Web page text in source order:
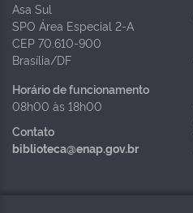
Asa Sul
SPO Área Especial 2-A
CEP 70.610-900
Brasília/DF
Horário de funcionamento
08h00 às 18h00
Contato
biblioteca@enap.gov.br